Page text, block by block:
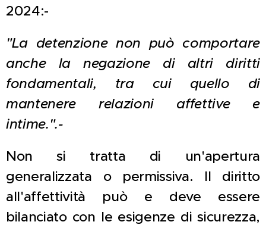
2024:-
"La detenzione non può comportare
anche la negazione di altri diritti
fondamentali, tra cui quello di
mantenere relazioni affettive e
intime.".-
Non si tratta di un'apertura
generalizzata o permissiva. Il diritto
all'affettività può e deve essere
bilanciato con le esigenze di sicurezza,